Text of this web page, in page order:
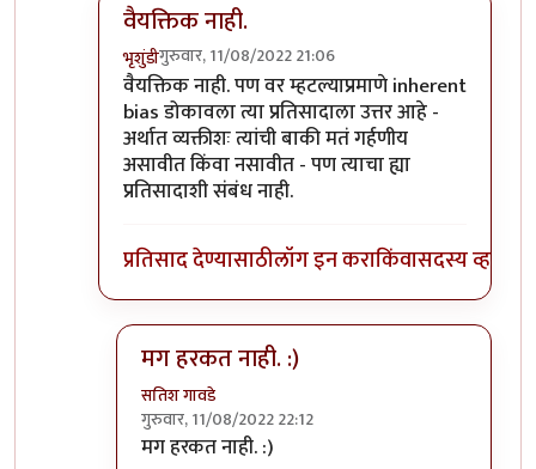
वैयक्तिक नाही.
भृशुंडीगुरुवार, 11/08/2022 21:06
In reply toधाडसी सरसकटीकरणbyसतिश गावडे
वैयक्तिक नाही. पण वर म्हटल्याप्रमाणे inherent
bias डोकावला त्या प्रतिसादाला उत्तर आहे -
अर्थात व्यक्तीशः त्यांची बाकी मतं गर्हणीय
असावीत किंवा नसावीत - पण त्याचा ह्या
प्रतिसादाशी संबंध नाही.
प्रतिसाद देण्यासाठीलॉग इन कराकिंवासदस्य व्हा
मग हरकत नाही. :)
सतिश गावडे
गुरुवार, 11/08/2022 22:12
In reply toवैयक्तिक नाही.
मग हरकत नाही. :)